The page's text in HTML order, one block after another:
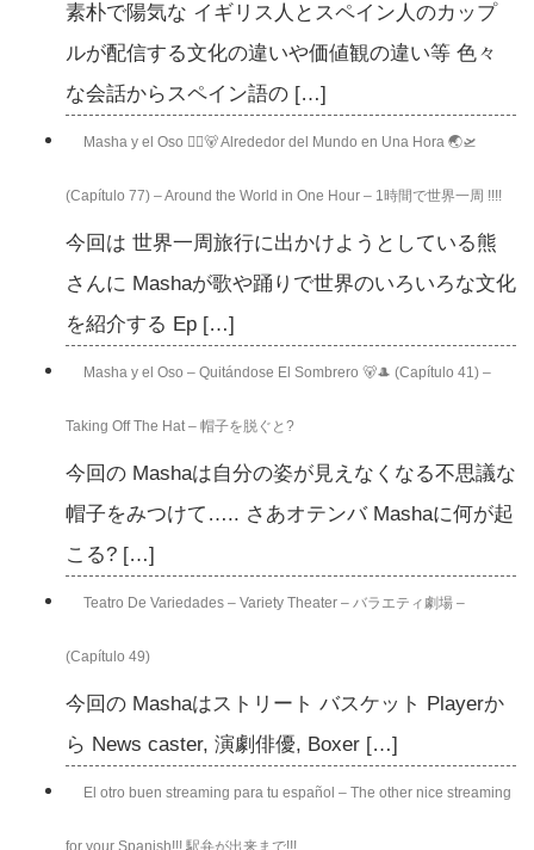
素朴で陽気な イギリス人とスペイン人のカップ
ルが配信する文化の違いや価値観の違い等 色々
な会話からスペイン語の […]
Masha y el Oso 👱‍♀️🐻 Alrededor del Mundo en Una Hora 🌏🛫
(Capítulo 77) – Around the World in One Hour – 1時間で世界一周 !!!!
今回は 世界一周旅行に出かけようとしている熊
さんに Mashaが歌や踊りで世界のいろいろな文化
を紹介する Ep […]
Masha y el Oso – Quitándose El Sombrero 🐻🎩 (Capítulo 41) –
Taking Off The Hat – 帽子を脱ぐと?
今回の Mashaは自分の姿が見えなくなる不思議な
帽子をみつけて….. さあオテンバ Mashaに何が起
こる? […]
Teatro De Variedades – Variety Theater – バラエティ劇場 –
(Capítulo 49)
今回の Mashaはストリート バスケット Playerか
ら News caster, 演劇俳優, Boxer […]
El otro buen streaming para tu español – The other nice streaming
for your Spanish!!! 駅弁が出来まで!!!